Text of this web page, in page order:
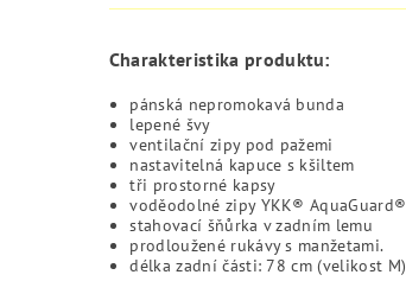
Charakteristika produktu:
pánská nepromokavá bunda
lepené švy
ventilační zipy pod pažemi
nastavitelná kapuce s kšiltem
tři prostorné kapsy
voděodolné zipy YKK® AquaGuard®
stahovací šňůrka v zadním lemu
prodloužené rukávy s manžetami.
délka zadní části: 78 cm (velikost M)